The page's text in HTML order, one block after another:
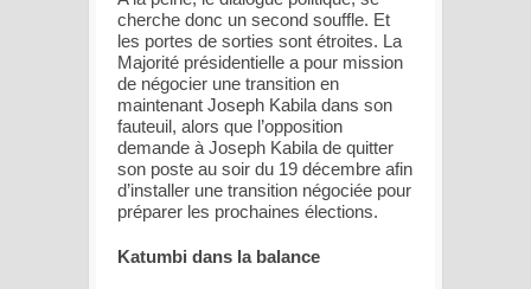
cherche donc un second souffle. Et
les portes de sorties sont étroites. La
Majorité présidentielle a pour mission
de négocier une transition en
maintenant Joseph Kabila dans son
fauteuil, alors que l’opposition
demande à Joseph Kabila de quitter
son poste au soir du 19 décembre afin
d’installer une transition négociée pour
préparer les prochaines élections.
Katumbi dans la balance